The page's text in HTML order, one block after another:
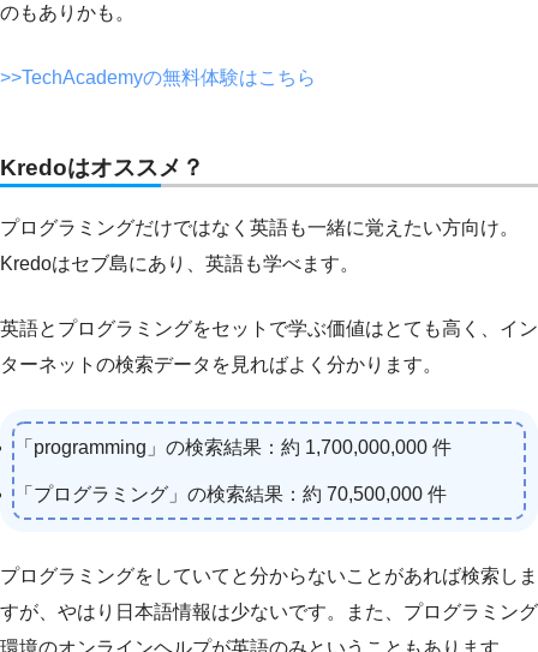
のもありかも。
>>TechAcademyの無料体験はこちら
Kredoはオススメ？
プログラミングだけではなく英語も一緒に覚えたい方向け。
Kredoはセブ島にあり、英語も学べます。
英語とプログラミングをセットで学ぶ価値はとても高く、イン
ターネットの検索データを見ればよく分かります。
「programming」の検索結果：約 1,700,000,000 件
「プログラミング」の検索結果：約 70,500,000 件
プログラミングをしていてと分からないことがあれば検索しま
すが、やはり日本語情報は少ないです。また、プログラミング
環境のオンラインヘルプが英語のみということもあります。